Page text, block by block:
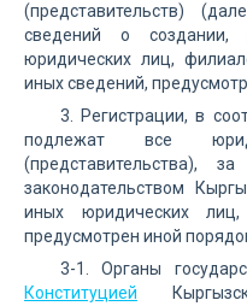
(представительств)
сведений о создании,
юридических лиц,
иных сведений,
3. Регистрации, в
подлежат все
(представительства),
законодательством
иных юридических лиц,
предусмотрен иной
3-1. Органы
Конституцией